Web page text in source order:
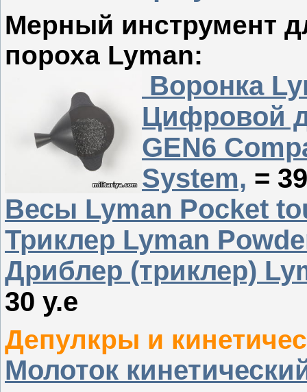
Мерный инструмент
пороха Lyman:
Воронка
Цифровой
GEN6
System, =
Весы Lyman Pocket
Триклер Lyman
Дриблер (триклер)
30 у.е
Депулкры и
Молоток